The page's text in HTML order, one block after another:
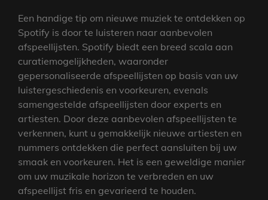
Een handige tip om nieuwe muziek te ontdekken op
Spotify is door te luisteren naar aanbevolen
afspeellijsten. Spotify biedt een breed scala aan
curatiemogelijkheden, waaronder
gepersonaliseerde afspeellijsten op basis van uw
luistergeschiedenis en voorkeuren, evenals
samengestelde afspeellijsten door experts en
artiesten. Door deze aanbevolen afspeellijsten te
verkennen, kunt u gemakkelijk nieuwe artiesten en
nummers ontdekken die perfect aansluiten bij uw
smaak en voorkeuren. Het is een geweldige manier
om uw muzikale horizon te verbreden en uw
afspeellijst fris en gevarieerd te houden.